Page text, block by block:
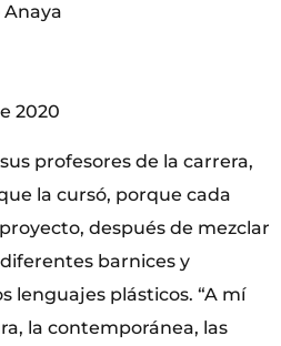
Anaya
2020
profesores de la carrera,
la cursó, porque cada
después de mezclar
barnices y
lenguajes plásticos. “A mí
la contemporánea, las